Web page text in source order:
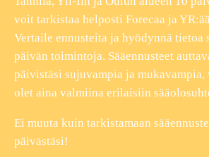
voit tarkistaa helposti Forecaa ja
Vertaile ennusteita ja hyödynnä tietoa
päivän toimintoja. Sääennusteet
päivistäsi sujuvampia ja mukavampia,
olet aina valmiina erilaisiin
Ei muuta kuin tarkistamaan
päivästäsi!